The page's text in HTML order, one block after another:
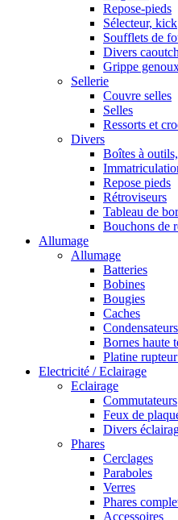
Repose-pieds
Sélecteur, kick
Soufflets de
Divers
Grippe
Sellerie
Couvre selles
Selles
Ressorts et
Divers
Boîtes à
Repose pieds
Rétroviseurs
Tableau de
Bouchons de
Allumage
Allumage
Batteries
Bobines
Bougies
Caches
Condensateurs
Bornes haute
Platine
Electricité / Eclairage
Eclairage
Commutateurs
Feux de
Divers
Phares
Cerclages
Paraboles
Verres
Phares
Accessoires